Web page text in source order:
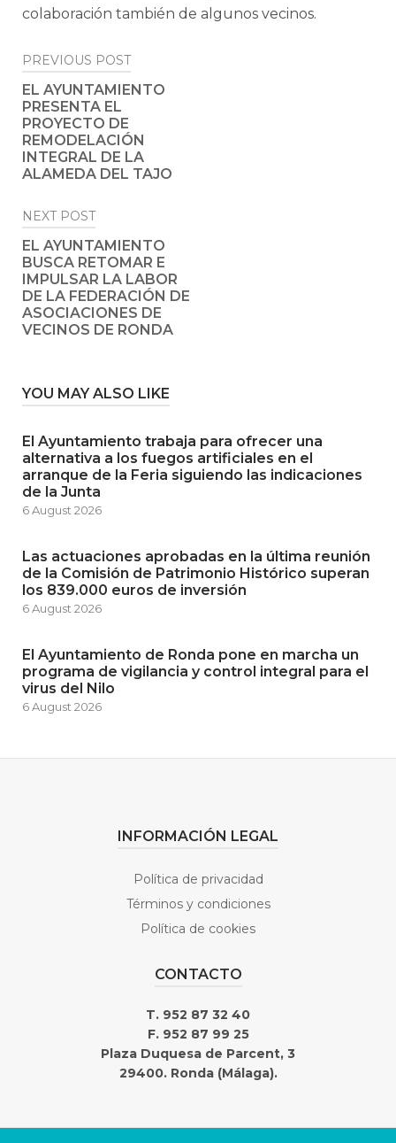
colaboración también de algunos vecinos.
Post
navigation
PREVIOUS POST
EL AYUNTAMIENTO
PRESENTA EL
PROYECTO DE
REMODELACIÓN
INTEGRAL DE LA
ALAMEDA DEL TAJO
NEXT POST
EL AYUNTAMIENTO
BUSCA RETOMAR E
IMPULSAR LA LABOR
DE LA FEDERACIÓN DE
ASOCIACIONES DE
VECINOS DE RONDA
YOU MAY ALSO LIKE
El Ayuntamiento trabaja para ofrecer una
alternativa a los fuegos artificiales en el
arranque de la Feria siguiendo las indicaciones
de la Junta
6 August 2026
Las actuaciones aprobadas en la última reunión
de la Comisión de Patrimonio Histórico superan
los 839.000 euros de inversión
6 August 2026
El Ayuntamiento de Ronda pone en marcha un
programa de vigilancia y control integral para el
virus del Nilo
6 August 2026
INFORMACIÓN LEGAL
Política de privacidad
Términos y condiciones
Política de cookies
CONTACTO
T. 952 87 32 40
F. 952 87 99 25
Plaza Duquesa de Parcent, 3
29400. Ronda (Málaga).